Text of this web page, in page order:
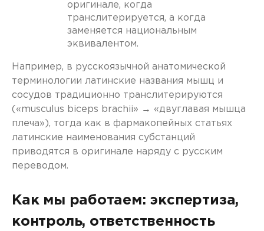
оригинале, когда
транслитерируется, а когда
заменяется национальным
эквивалентом.
Например, в русскоязычной анатомической
терминологии латинские названия мышц и
сосудов традиционно транслитерируются
(«musculus biceps brachii» → «двуглавая мышца
плеча»), тогда как в фармакопейных статьях
латинские наименования субстанций
приводятся в оригинале наряду с русским
переводом.
Как мы работаем: экспертиза,
контроль, ответственность